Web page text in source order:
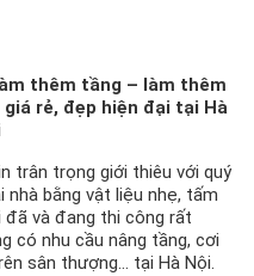
thêm tầng – làm thêm
rẻ, đẹp hiện đại tại Hà
trân trọng giới thiêu với quý
nhà bằng vật liệu nhẹ, tấm
đã và đang thi công rất
có nhu cầu nâng tầng, cơi
sân thượng… tại Hà Nội.